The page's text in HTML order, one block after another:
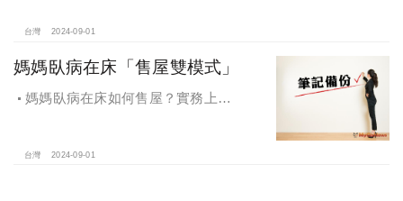
台灣 2024-09-01
媽媽臥病在床「售屋雙模式」
媽媽臥病在床如何售屋？實務上可
台灣 2024-09-01